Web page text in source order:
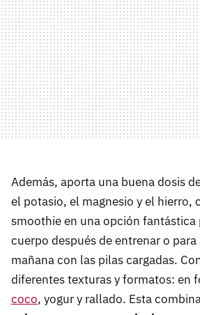
Además, aporta una buena dosis
el potasio, el magnesio y el hierro,
smoothie en una opción fantástica
cuerpo después de entrenar o
mañana con las pilas cargadas.
diferentes texturas y formatos: en
coco, yogur y rallado. Esta